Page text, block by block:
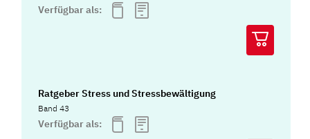
Verfügbar als:
Ratgeber Stress und Stressbewältigung
Band 43
Verfügbar als: